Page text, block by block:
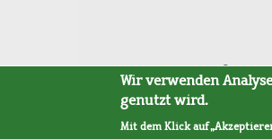
SitemapBarrierefreiheit
Wir verwenden
genutzt wird.
Mit dem Klick auf